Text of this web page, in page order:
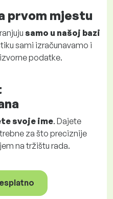
prvom mjestu
samo u našoj bazi
sami izračunavamo i
podatke.
svoje ime. Dajete
za što preciznije
na tržištu rada.